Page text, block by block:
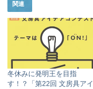
関連
冬休みに発明王を目指
す！？「第22回 文房具アイ